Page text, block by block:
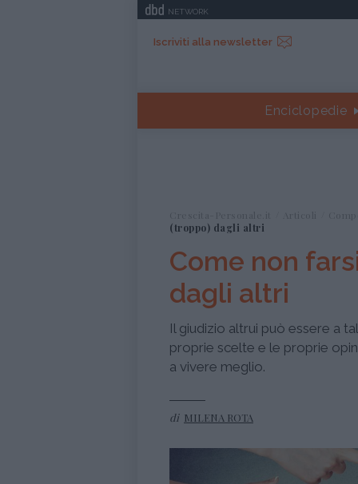
NETWORK
Iscriviti alla newsletter
Enciclopedie
(troppo) dagli altri
Come non
dagli altri
Il giudizio altrui può essere a
proprie scelte e le proprie
a vivere meglio.
di MILENA ROTA